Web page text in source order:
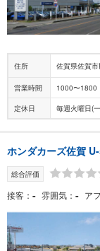
住所 佐賀県佐賀
営業時間 1000〜1800
定休日 毎週火曜日(
ホンダカーズ佐賀
総合評価
接客 - 雰囲気 - ア